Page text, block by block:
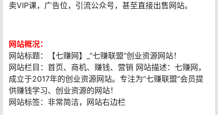
卖VIP课，广告位，引流公众号，甚至直接出售网站。
网站概况：
网站标题：【七赚网】_“七赚联盟”创业资源网站！
网站栏目：首页、商机、赚钱、营销 网站描述：七赚网，
成立于2017年的创业资源网站。专注为“七赚联盟”会员提
供赚钱学习、创业资源的网站！
网站标签：非常简洁，网站右边栏